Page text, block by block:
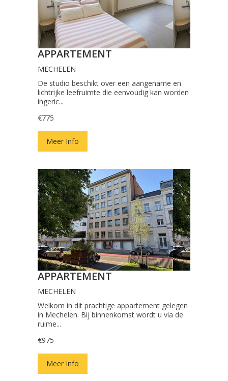
APPARTEMENT
MECHELEN
De studio beschikt over een aangename en
lichtrijke leefruimte die eenvoudig kan worden
ingeric...
€775
Meer Info
APPARTEMENT
MECHELEN
Welkom in dit prachtige appartement gelegen
in Mechelen. Bij binnenkomst wordt u via de
ruime...
€975
Meer Info